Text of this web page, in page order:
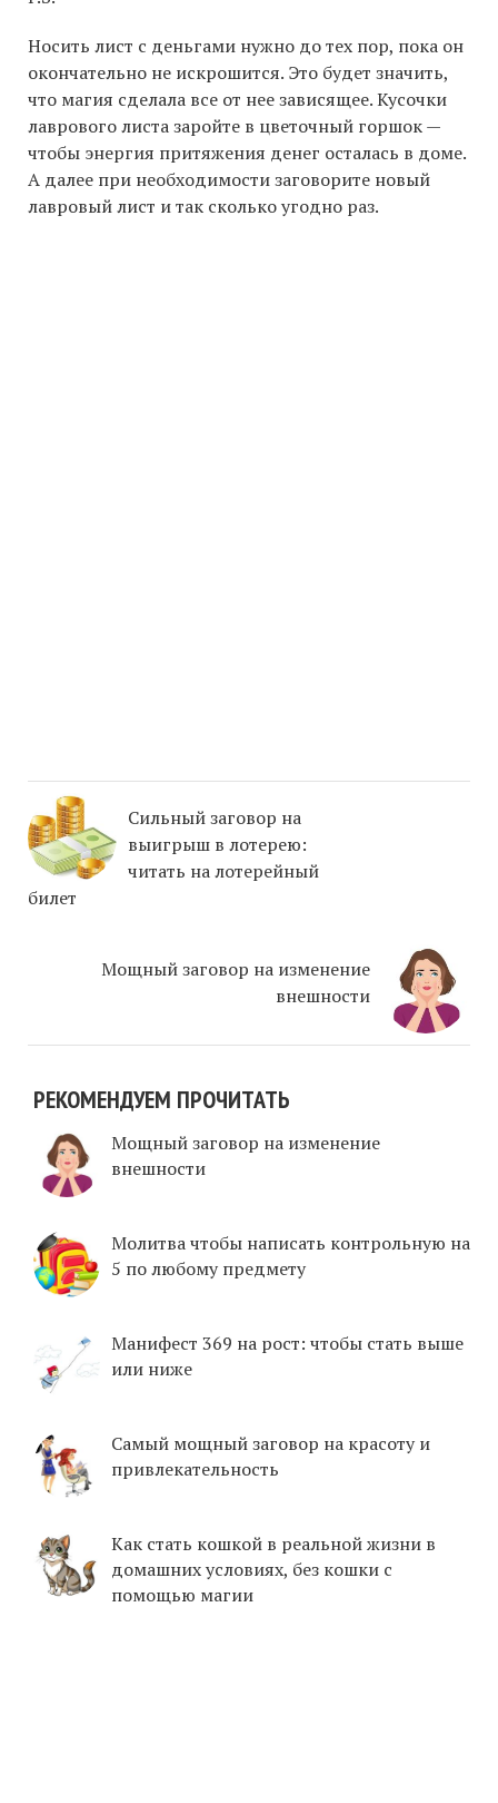
Носить лист с деньгами нужно до тех пор, пока он
окончательно не искрошится. Это будет значить,
что магия сделала все от нее зависящее. Кусочки
лаврового листа заройте в цветочный горшок —
чтобы энергия притяжения денег осталась в доме.
А далее при необходимости заговорите новый
лавровый лист и так сколько угодно раз.
Сильный заговор на
выигрыш в лотерею:
читать на лотерейный
билет
Мощный заговор на изменение
внешности
РЕКОМЕНДУЕМ ПРОЧИТАТЬ
Мощный заговор на изменение
внешности
Молитва чтобы написать контрольную на
5 по любому предмету
Манифест 369 на рост: чтобы стать выше
или ниже
Самый мощный заговор на красоту и
привлекательность
Как стать кошкой в реальной жизни в
домашних условиях, без кошки с
помощью магии